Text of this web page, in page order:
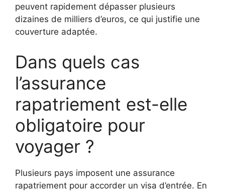
peuvent rapidement dépasser plusieurs
dizaines de milliers d’euros, ce qui justifie une
couverture adaptée.
Dans quels cas
l’assurance
rapatriement est-elle
obligatoire pour
voyager ?
Plusieurs pays imposent une assurance
rapatriement pour accorder un visa d’entrée. En